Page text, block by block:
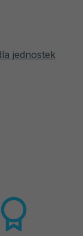
jednostek